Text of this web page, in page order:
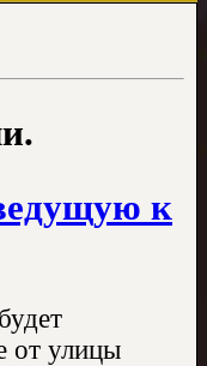
к
от улицы